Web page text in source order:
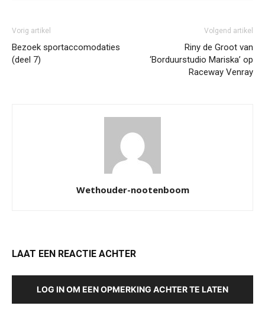
Vorig artikel
Bezoek sportaccomodaties
(deel 7)
Volgend artikel
Riny de Groot van
‘Borduurstudio Mariska’ op
Raceway Venray
Wethouder-nootenboom
LAAT EEN REACTIE ACHTER
LOG IN OM EEN OPMERKING ACHTER TE LATEN